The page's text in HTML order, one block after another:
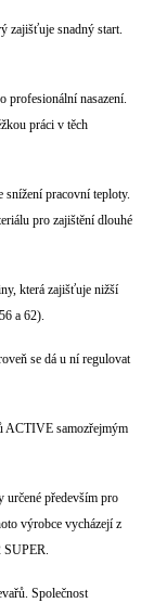
zajišťuje snadný start.
profesionální nasazení.
práci v těch
pracovní teploty.
pro zajištění dlouhé
která zajišťuje nižší
a 62).
se dá u ní regulovat
ACTIVE samozřejmým
především pro
výrobce vycházejí z
SUPER.
Společnost